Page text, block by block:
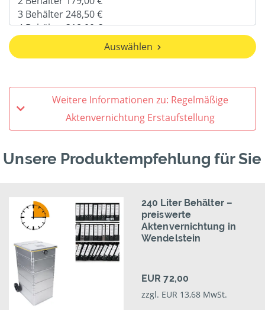
Auswählen
Weitere Informationen zu: Regelmäßige
Aktenvernichtung Erstaufstellung
Unsere Produktempfehlung für Sie
240 Liter Behälter –
preiswerte
Aktenvernichtung in
Wendelstein
EUR 72,00
zzgl. EUR 13,68 MwSt.